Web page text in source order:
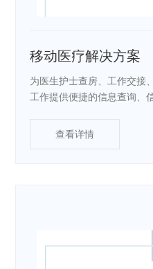
移动医疗解决方案
为医生护士查房、工作交接
工作提供便捷的信息查询、
查看详情